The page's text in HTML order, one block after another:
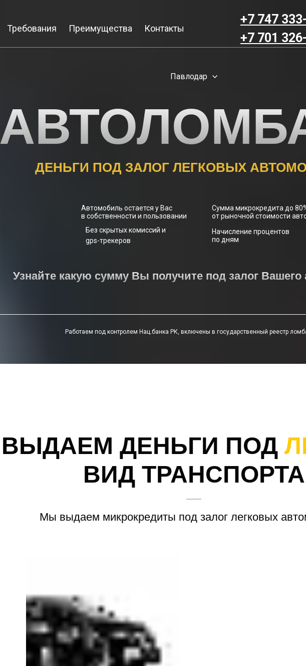
Требования Преимущества Контакты
+7 747
+7 701
Павлодар
ДЕНЬГИ ПОД ЗАЛОГ ЛЕГКОВЫХ
Автомобиль остается у Вас
в собственности и пользовании
Сумма микрокредита до
от рыночной стоимости
Без скрытых комиссий и
gps-трекеров
Начисление процентов
по дням
Узнайте какую сумму Вы получите под залог
Работаем под контролем Нац.банка РК, включены в государственный реестр
ВЫДАЕМ ДЕНЬГИ ПОД
ВИД ТРАНСПОРТА
Мы выдаем микрокредиты под залог легковых